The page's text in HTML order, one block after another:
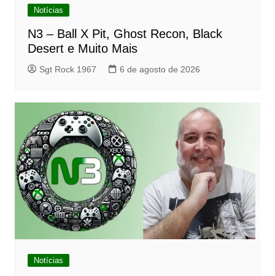
Notícias
N3 – Ball X Pit, Ghost Recon, Black
Desert e Muito Mais
Sgt Rock 1967 6 de agosto de 2026
Notícias